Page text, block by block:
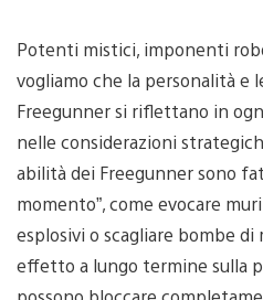
Potenti mistici, imponenti
vogliamo che la personalità e
Freegunner si riflettano in
nelle considerazioni
abilità dei Freegunner sono
momento”, come evocare
esplosivi o scagliare bombe
effetto a lungo termine sulla